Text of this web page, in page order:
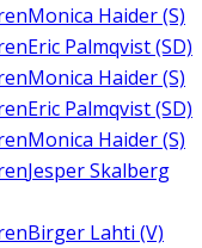
Monica Haider (S)
Eric Palmqvist (SD)
Monica Haider (S)
Eric Palmqvist (SD)
Monica Haider (S)
Jesper Skalberg
Birger Lahti (V)